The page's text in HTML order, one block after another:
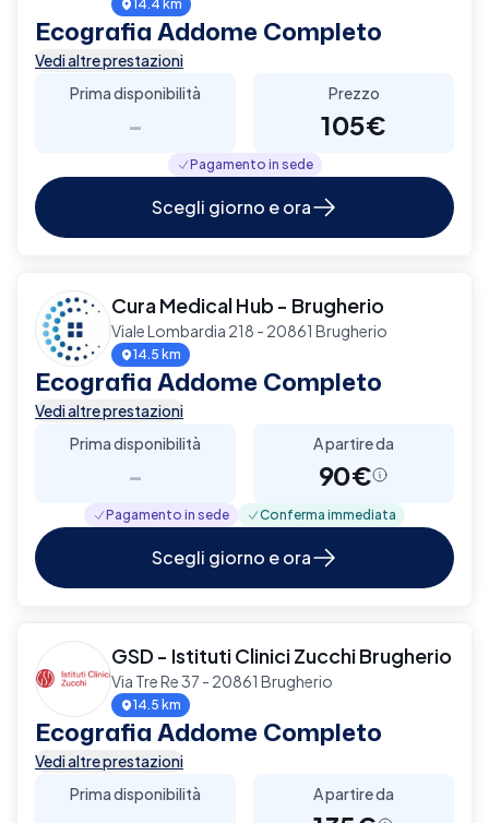
14.4 km
Ecografia Addome Completo
Vedi altre prestazioni
Prima disponibilità
-
Prezzo
105€
Pagamento in sede
Scegli giorno e ora
Cura Medical Hub - Brugherio
Viale Lombardia 218 - 20861 Brugherio
14.5 km
Ecografia Addome Completo
Vedi altre prestazioni
Prima disponibilità
-
A partire da
90€
Pagamento in sede Conferma immediata
Scegli giorno e ora
GSD - Istituti Clinici Zucchi Brugherio
Via Tre Re 37 - 20861 Brugherio
14.5 km
Ecografia Addome Completo
Vedi altre prestazioni
Prima disponibilità
A partire da